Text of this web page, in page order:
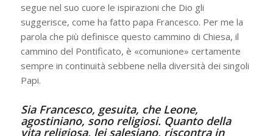
segue nel suo cuore le ispirazioni che Dio gli
suggerisce, come ha fatto papa Francesco. Per me la
parola che più definisce questo cammino di Chiesa, il
cammino del Pontificato, è «comunione» certamente
sempre in continuità sebbene nella diversità dei singoli
Papi.
Sia Francesco, gesuita, che Leone,
agostiniano, sono religiosi. Quanto della
vita religiosa, lei salesiano, riscontra in